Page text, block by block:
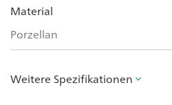
Material
Porzellan
Weitere Spezifikationen